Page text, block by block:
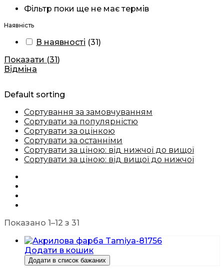
Фільтр поки ще не має термів
Наявність
В наявності (31)
Показати (31)
Відміна
Default sorting
Сортування за замовчуванням
Сортувати за популярністю
Сортувати за оцінкою
Сортувати за останніми
Сортувати за ціною: від нижчої до вищої
Сортувати за ціною: від вищої до нижчої
Показано 1–12 з 31
Додати в кошик
Додати в список бажаних